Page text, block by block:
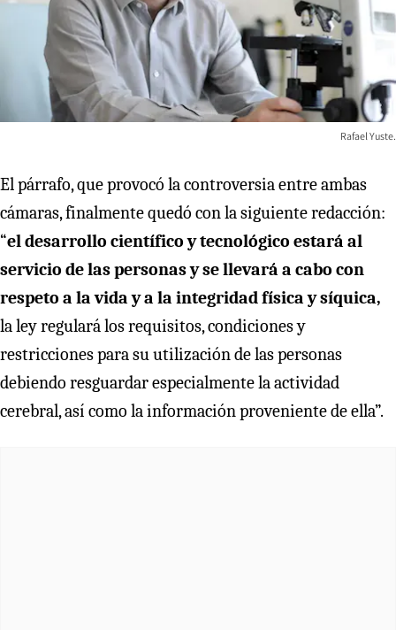
Rafael Yuste.
El párrafo, que provocó la controversia entre ambas
cámaras, finalmente quedó con la siguiente redacción:
“el desarrollo científico y tecnológico estará al
servicio de las personas y se llevará a cabo con
respeto a la vida y a la integridad física y síquica,
la ley regulará los requisitos, condiciones y
restricciones para su utilización de las personas
debiendo resguardar especialmente la actividad
cerebral, así como la información proveniente de ella”.